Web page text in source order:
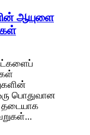
ஆயுளை
பொதுவான
தடையாக